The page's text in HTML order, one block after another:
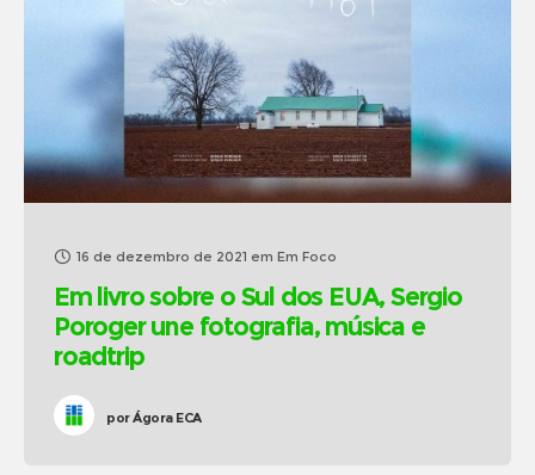
16 de dezembro de 2021 em Em Foco
Em livro sobre o Sul dos EUA, Sergio
Poroger une fotografia, música e
roadtrip
porÁgora ECA